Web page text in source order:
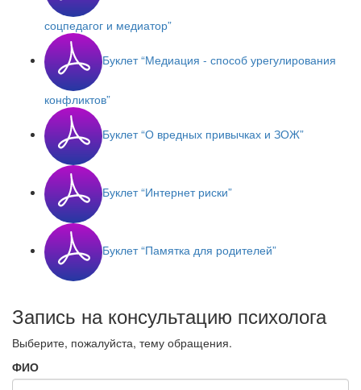
соцпедагог и медиатор”
Буклет “Медиация - способ урегулирования
конфликтов”
Буклет “О вредных привычках и ЗОЖ”
Буклет “Интернет риски”
Буклет “Памятка для родителей”
Запись на консультацию психолога
Выберите, пожалуйста, тему обращения.
ФИО